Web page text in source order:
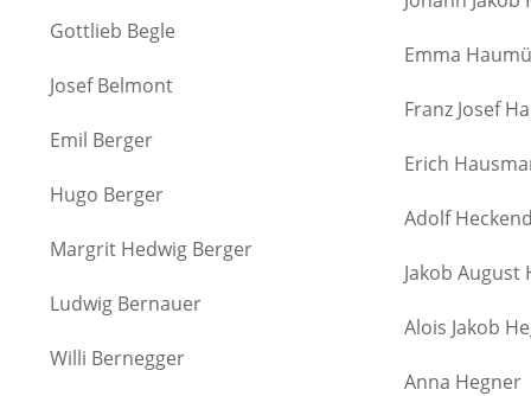
Gottlieb Begle
Josef Belmont
Emil Berger
Hugo Berger
Margrit Hedwig Berger
Ludwig Bernauer
Willi Bernegger
Emma
Franz Josef
Erich
Adolf
Jakob August
Alois Jakob
Anna Hegner